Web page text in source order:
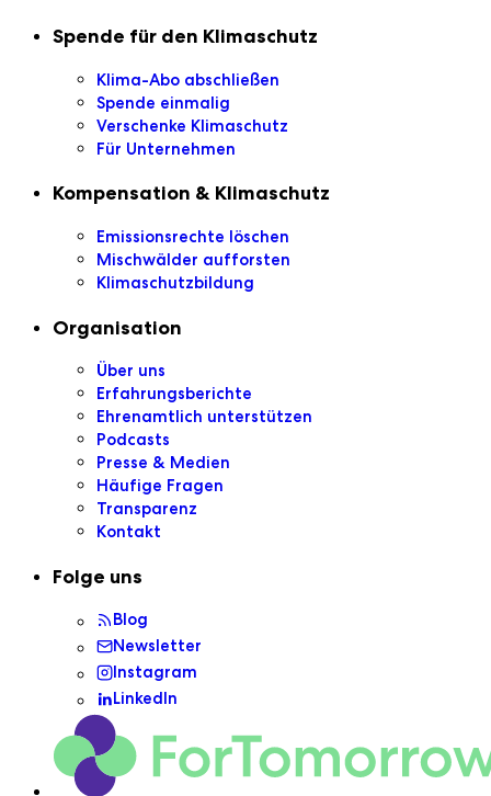
Sekundaire Navigation
Spende für den Klimaschutz
Klima-Abo abschließen
Spende einmalig
Verschenke Klimaschutz
Für Unternehmen
Kompensation & Klimaschutz
Emissionsrechte löschen
Mischwälder aufforsten
Klimaschutzbildung
Organisation
Über uns
Erfahrungsberichte
Ehrenamtlich unterstützen
Podcasts
Presse & Medien
Häufige Fragen
Transparenz
Kontakt
Folge uns
Blog
Newsletter
Instagram
LinkedIn